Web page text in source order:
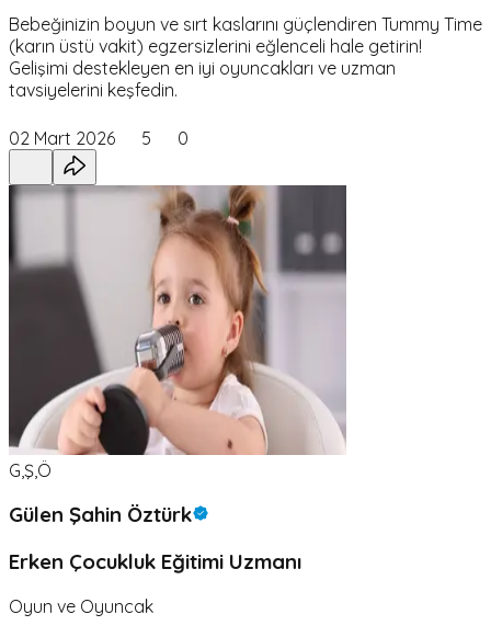
Bebeğinizin boyun ve sırt kaslarını güçlendiren Tummy Time
(karın üstü vakit) egzersizlerini eğlenceli hale getirin!
Gelişimi destekleyen en iyi oyuncakları ve uzman
tavsiyelerini keşfedin.
02 Mart 2026 5 0
G,Ş,Ö
Gülen Şahin Öztürk
Erken Çocukluk Eğitimi Uzmanı
Oyun ve Oyuncak